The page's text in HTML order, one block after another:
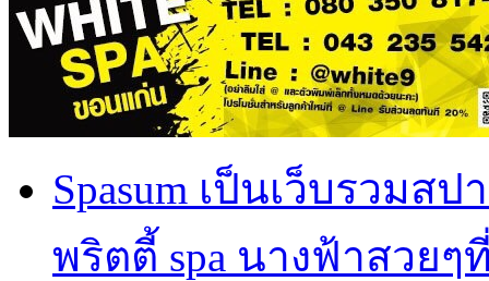
Spasum เป็นเว็บรวม
พริตตี้ spa นางฟ้าสวย